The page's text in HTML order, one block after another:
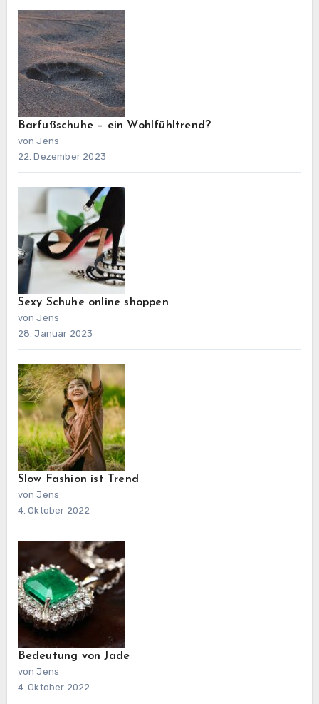
Barfußschuhe – ein Wohlfühltrend?
von Jens
22. Dezember 2023
Sexy Schuhe online shoppen
von Jens
28. Januar 2023
Slow Fashion ist Trend
von Jens
4. Oktober 2022
Bedeutung von Jade
von Jens
4. Oktober 2022